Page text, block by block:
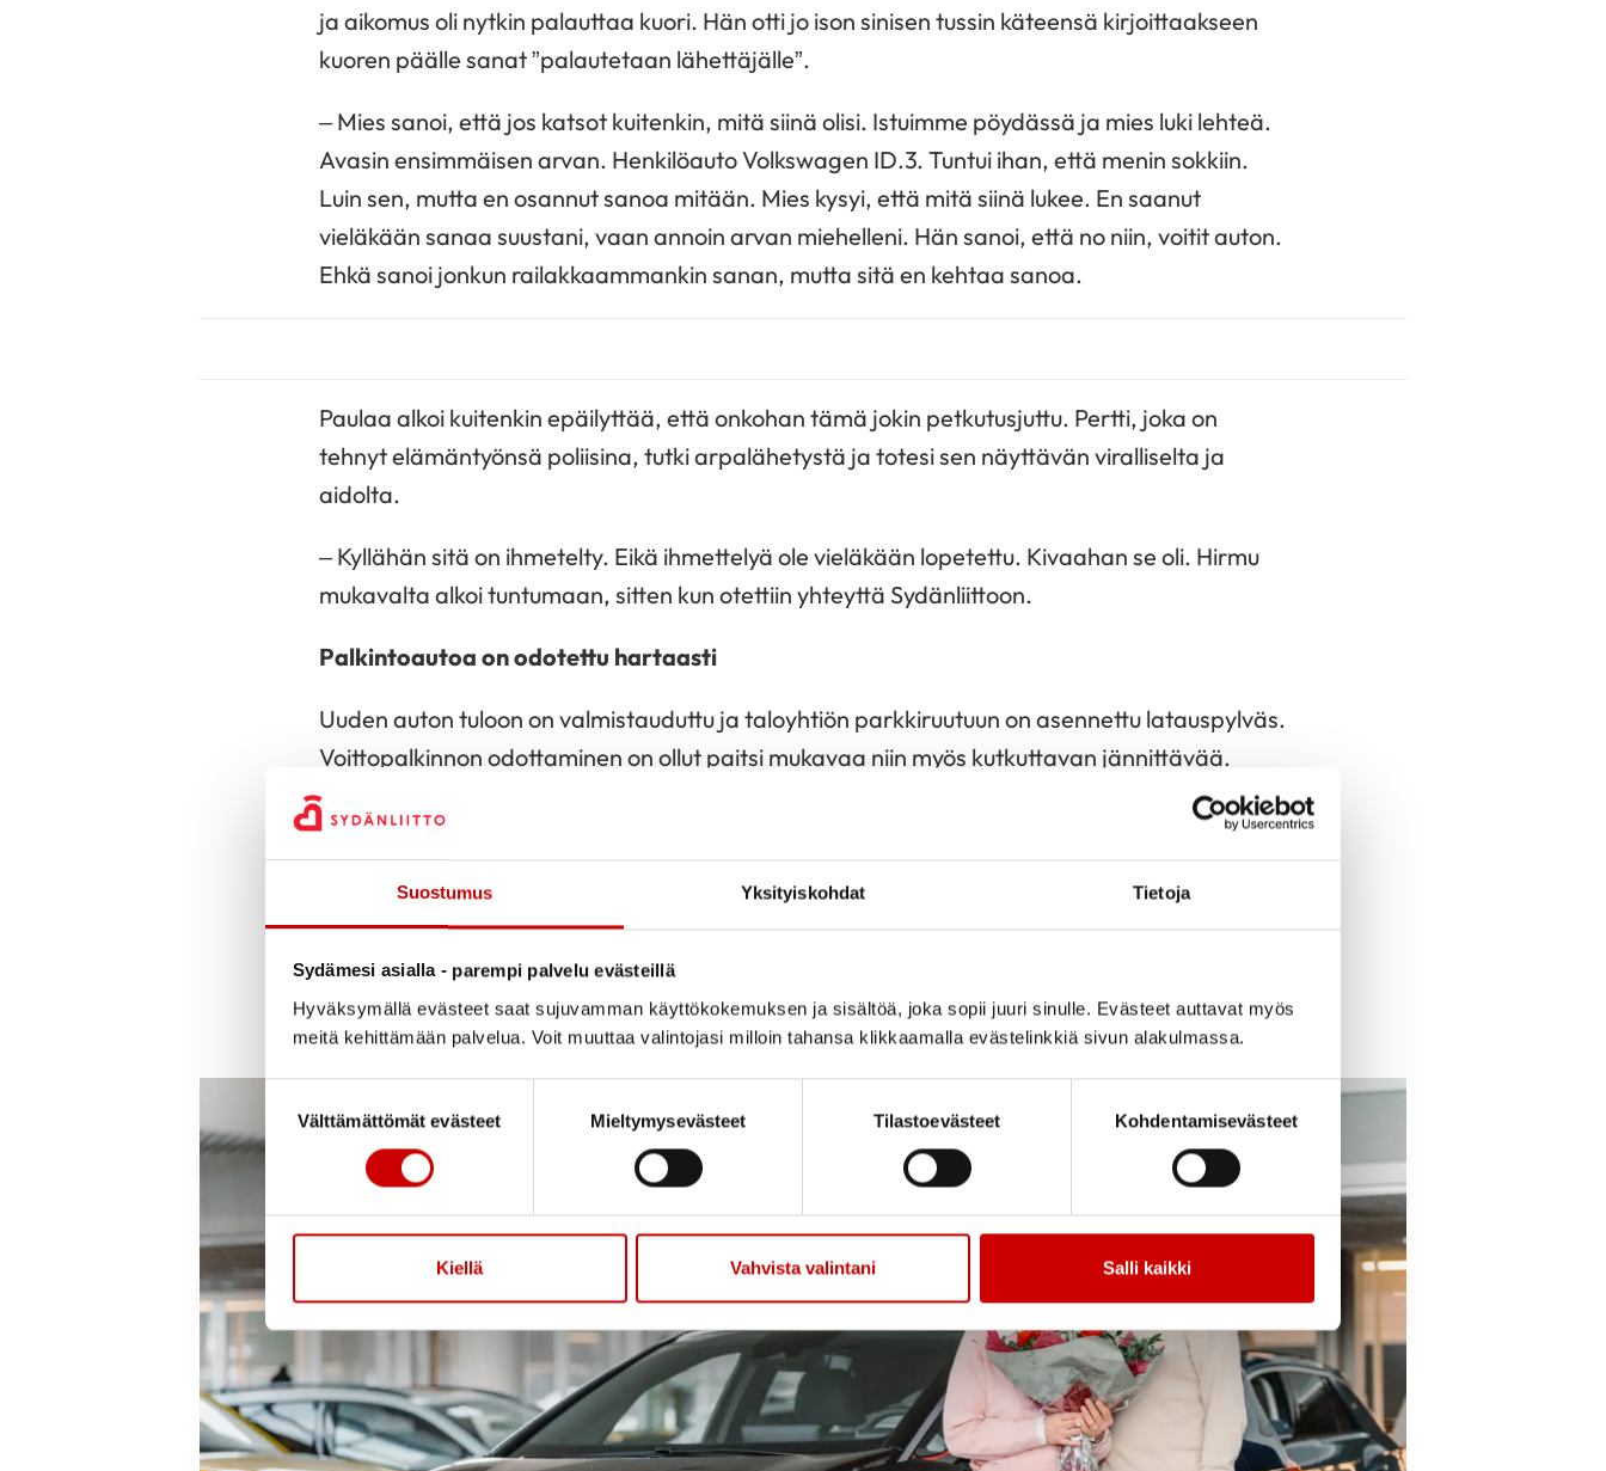
Suostumus Yksityiskohdat Tietoja
Sydämesi asialla - parempi palvelu evästeillä
Hyväksymällä evästeet saat sujuvamman käyttökokemuksen ja sisältöä, joka sopii juuri sinulle. Evästeet auttavat myös
meitä kehittämään palvelua. Voit muuttaa valintojasi milloin tahansa klikkaamalla evästelinkkiä sivun alakulmassa.
Välttämättömät evästeet
Mieltymysevästeet Tilastoevästeet Kohdentamisevästeet
Kiellä Vahvista valintani Salli kaikki
ja aikomus oli nytkin palauttaa kuori. Hän otti jo ison sinisen tussin käteensä kirjoittaakseen
kuoren päälle sanat ”palautetaan lähettäjälle”.
– Mies sanoi, että jos katsot kuitenkin, mitä siinä olisi. Istuimme pöydässä ja mies luki lehteä.
Avasin ensimmäisen arvan. Henkilöauto Volkswagen ID.3. Tuntui ihan, että menin sokkiin.
Luin sen, mutta en osannut sanoa mitään. Mies kysyi, että mitä siinä lukee. En saanut
vieläkään sanaa suustani, vaan annoin arvan miehelleni. Hän sanoi, että no niin, voitit auton.
Ehkä sanoi jonkun railakkaammankin sanan, mutta sitä en kehtaa sanoa.
Paulaa alkoi kuitenkin epäilyttää, että onkohan tämä jokin petkutusjuttu. Pertti, joka on
tehnyt elämäntyönsä poliisina, tutki arpalähetystä ja totesi sen näyttävän viralliselta ja
aidolta.
– Kyllähän sitä on ihmetelty. Eikä ihmettelyä ole vieläkään lopetettu. Kivaahan se oli. Hirmu
mukavalta alkoi tuntumaan, sitten kun otettiin yhteyttä Sydänliittoon.
Palkintoautoa on odotettu hartaasti
Uuden auton tuloon on valmistauduttu ja taloyhtiön parkkiruutuun on asennettu latauspylväs.
Voittopalkinnon odottaminen on ollut paitsi mukavaa niin myös kutkuttavan jännittävää.
– Alkuun meinasi mennä yöunet. Heräsin aamuyöstä, ja aivot sanoi: AUTO, AUTO, AUTO,
Paula kertoo nauruissaan.
Paula kertoo, kuinka hän oli juuri vähän aiemmin huokaissut, että hän ei koskaan elämässään
saanut omaa autoa pitää nimissään. Sitten tuli se arpakuori, joka muutti kaiken. Nyt Paulalla
on nimissään ihan uusi auto. Väriksi Paula valitsi mustan. Se oli helppo päätös. Paulan silmää
miellyttää, kun auto on kaikkialta samaa väriä.